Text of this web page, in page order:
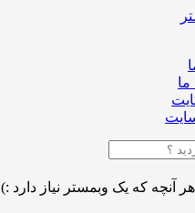
ما
هر آنچه که یک وبمستر نیاز دارد :)